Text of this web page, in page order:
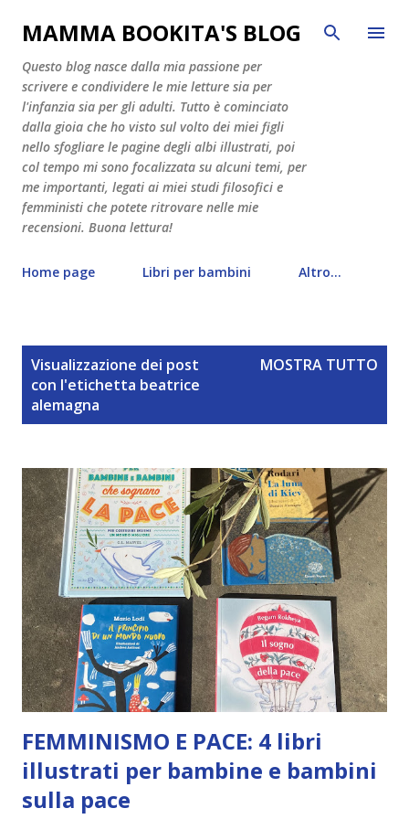
Passa ai contenuti principali
MAMMA BOOKITA'S BLOG
Questo blog nasce dalla mia passione per
scrivere e condividere le mie letture sia per
l'infanzia sia per gli adulti. Tutto è cominciato
dalla gioia che ho visto sul volto dei miei figli
nello sfogliare le pagine degli albi illustrati, poi
col tempo mi sono focalizzata su alcuni temi, per
me importanti, legati ai miei studi filosofici e
femministi che potete ritrovare nelle mie
recensioni. Buona lettura!
Home page Libri per bambini Altro…
Visualizzazione dei post
con l'etichetta beatrice
alemagna
MOSTRA TUTTO
FEMMINISMO E PACE: 4 libri
illustrati per bambine e bambini
sulla pace